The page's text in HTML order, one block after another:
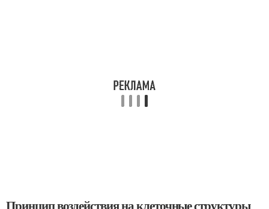
Принцип воздействия на клеточные структуры